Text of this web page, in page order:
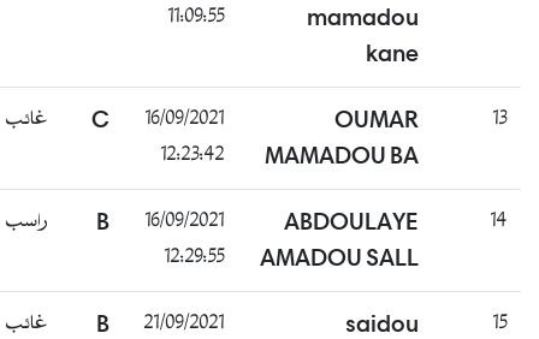
mamadou
kane
11:09:55
13
OUMAR
MAMADOU BA
16/09/2021
12:23:42
C غائب
14
ABDOULAYE
AMADOU SALL
16/09/2021
12:29:55
B راسب
15
saidou
21/09/2021
B غائب